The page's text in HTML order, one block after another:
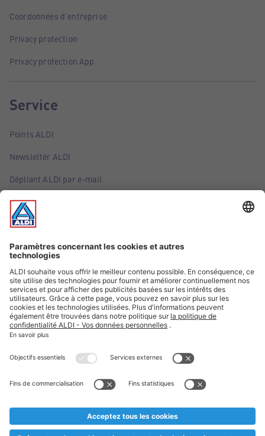
Coordonnées d'entreprise
Privacy protection
Privacy protection App
Service
Points ALDI
Newsletter ALDI
Dépliant ALDI par e-mail
Offres
Infos essentielles
Suivez ALDI Belgique
Textes marqués d'un astérisque et mentions légales
* Nous vendons ces articles temporairement et jusqu'à
au cas où, malgré le planning bien étudié, nous serions
prématurément en rupture de stock. Prix Recupel et TVA incl.
** Sur ce site, l’utilisation de la forme masculine a été adoptée